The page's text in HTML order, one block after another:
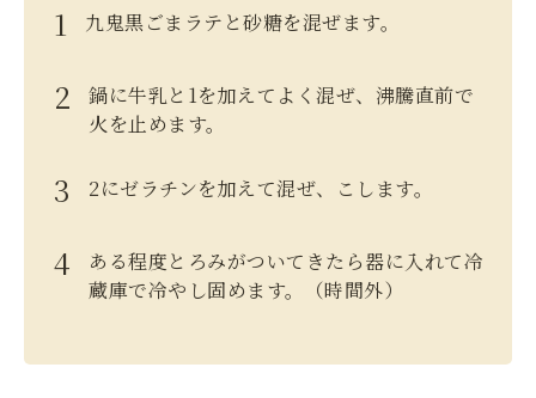
九鬼黒ごまラテと砂糖を混ぜます。
鍋に牛乳と1を加えてよく混ぜ、沸騰直前で
火を止めます。
2にゼラチンを加えて混ぜ、こします。
ある程度とろみがついてきたら器に入れて冷
蔵庫で冷やし固めます。（時間外）